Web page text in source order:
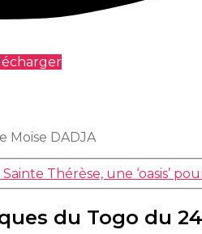
Moise DADJA
Sainte Thérèse, une ‘oasis’
du Togo du